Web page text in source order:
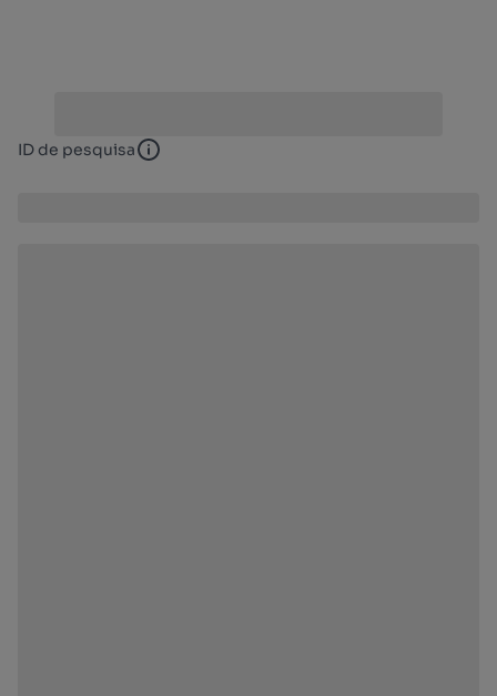
ID de pesquisa ID de pesquisa